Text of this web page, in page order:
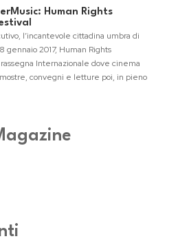
Human Rights
l’incantevole cittadina umbra di
gennaio 2017, Human Rights
Internazionale dove cinema
convegni e letture poi, in pieno